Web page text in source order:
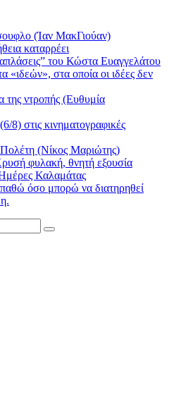
(Ίαν ΜακΓιούαν)
καταρρέει
του Κώστα Ευαγγελάτου
«ιδεών», στα οποία οι ιδέες δεν
της ντροπής (Ευθυμία
8) στις κινηματογραφικές
(Νίκος Μαριώτης)
φυλακή, θνητή εξουσία
Καλαμάτας
όσο μπορώ να διατηρηθεί